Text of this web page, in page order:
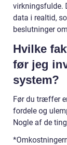
virkningsfulde.
data i realtid,
beslutninger
Hvilke
før jeg
system?
Før du træffer
fordele og
Nogle af de